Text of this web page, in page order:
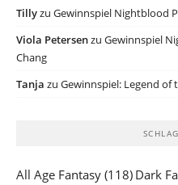
Tillyzu Gewinnspiel Nightblood
Viola Petersenzu Gewinnspiel
Chang
Tanja zu Gewinnspiel: Legend of
All Age Fantasy (118) Dark